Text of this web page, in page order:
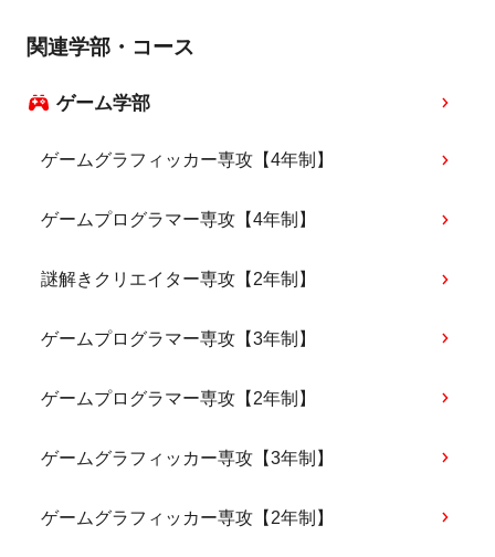
関連学部・コース
ゲーム学部
ゲームグラフィッカー専攻【4年制】
ゲームプログラマー専攻【4年制】
謎解きクリエイター専攻【2年制】
ゲームプログラマー専攻【3年制】
ゲームプログラマー専攻【2年制】
ゲームグラフィッカー専攻【3年制】
ゲームグラフィッカー専攻【2年制】